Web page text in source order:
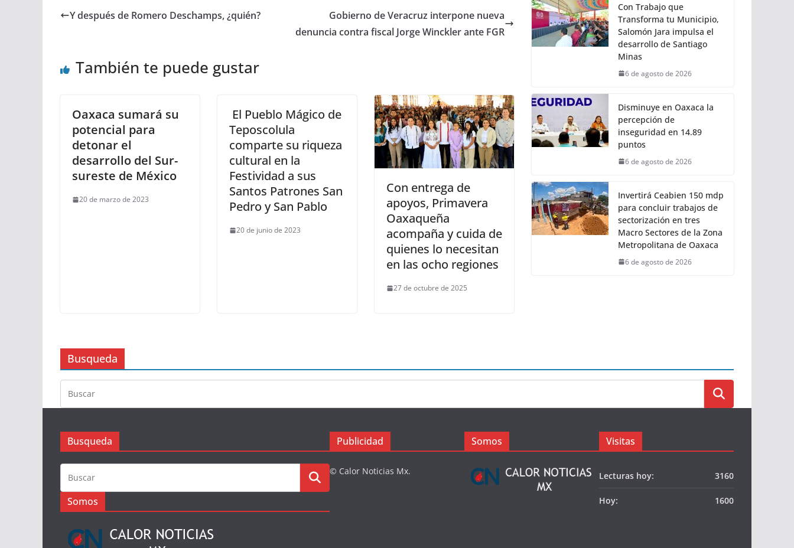
Y después de Romero Deschamps, ¿quién?
Gobierno de Veracruz interpone nueva
denuncia contra fiscal Jorge Winckler ante FGR
También te puede gustar
Oaxaca sumará su
potencial para
detonar el
desarrollo del Sur-
sureste de México
20 de marzo de 2023
El Pueblo Mágico de
Teposcolula
comparte su riqueza
cultural en la
Festividad a sus
Santos Patrones San
Pedro y San Pablo
20 de junio de 2023
Con entrega de
apoyos, Primavera
Oaxaqueña
acompaña y cuida de
quienes lo necesitan
en las ocho regiones
27 de octubre de 2025
Con Trabajo que
Transforma tu Municipio,
Salomón Jara impulsa el
desarrollo de Santiago
Minas
6 de agosto de 2026
Disminuye en Oaxaca la
percepción de
inseguridad en 14.89
puntos
6 de agosto de 2026
Invertirá Ceabien 150 mdp
para concluir trabajos de
sectorización en tres
Macro Sectores de la Zona
Metropolitana de Oaxaca
6 de agosto de 2026
Busqueda
Busqueda
Somos
Publicidad
© Calor Noticias Mx.
Somos Visitas
3160
Lecturas hoy:
1600
Hoy: